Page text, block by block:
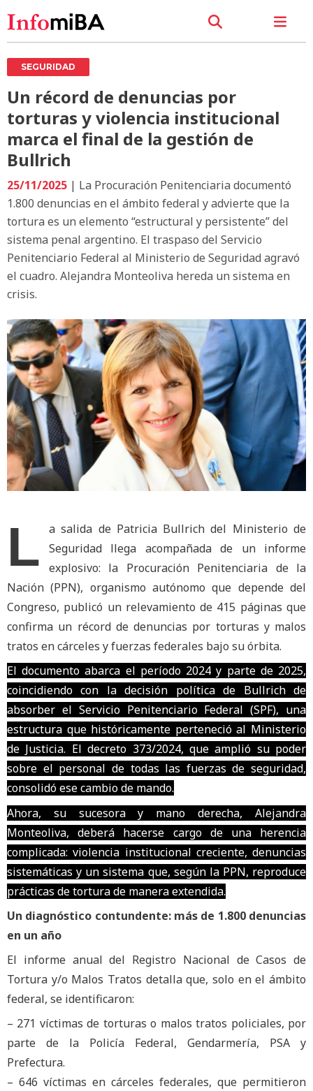
SEGURIDAD
Un récord de denuncias por
torturas y violencia institucional
marca el final de la gestión de
Bullrich
25/11/2025 | La Procuración Penitenciaria documentó
1.800 denuncias en el ámbito federal y advierte que la
tortura es un elemento “estructural y persistente” del
sistema penal argentino. El traspaso del Servicio
Penitenciario Federal al Ministerio de Seguridad agravó
el cuadro. Alejandra Monteoliva hereda un sistema en
crisis.
L
a salida de Patricia Bullrich del Ministerio de
Seguridad llega acompañada de un informe
explosivo: la Procuración Penitenciaria de la
Nación (PPN), organismo autónomo que depende del
Congreso, publicó un relevamiento de 415 páginas que
confirma un récord de denuncias por torturas y malos
tratos en cárceles y fuerzas federales bajo su órbita.
El documento abarca el período 2024 y parte de 2025,
coincidiendo con la decisión política de Bullrich de
absorber el Servicio Penitenciario Federal (SPF), una
estructura que históricamente perteneció al Ministerio
de Justicia. El decreto 373/2024, que amplió su poder
sobre el personal de todas las fuerzas de seguridad,
consolidó ese cambio de mando.
Ahora, su sucesora y mano derecha, Alejandra
Monteoliva, deberá hacerse cargo de una herencia
complicada: violencia institucional creciente, denuncias
sistemáticas y un sistema que, según la PPN, reproduce
prácticas de tortura de manera extendida.
Un diagnóstico contundente: más de 1.800 denuncias
en un año
El informe anual del Registro Nacional de Casos de
Tortura y/o Malos Tratos detalla que, solo en el ámbito
federal, se identificaron:
– 271 víctimas de torturas o malos tratos policiales, por
parte de la Policía Federal, Gendarmería, PSA y
Prefectura.
– 646 víctimas en cárceles federales, que permitieron